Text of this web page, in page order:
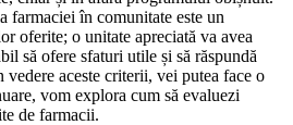
farmaciei în comunitate este un
oferite; o unitate apreciată va avea
să ofere sfaturi utile și să răspundă
aceste criterii, vei putea face o
vom explora cum să evaluezi
de farmacii.